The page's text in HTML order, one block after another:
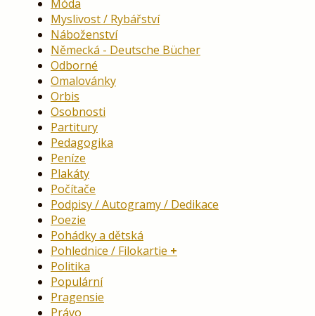
Móda
Myslivost / Rybářství
Náboženství
Německá - Deutsche Bücher
Odborné
Omalovánky
Orbis
Osobnosti
Partitury
Pedagogika
Peníze
Plakáty
Počítače
Podpisy / Autogramy / Dedikace
Poezie
Pohádky a dětská
Pohlednice / Filokartie
Politika
Populární
Pragensie
Právo